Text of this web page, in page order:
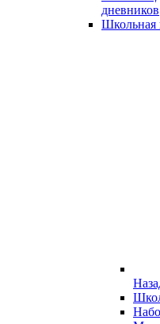
дневников
Школьная